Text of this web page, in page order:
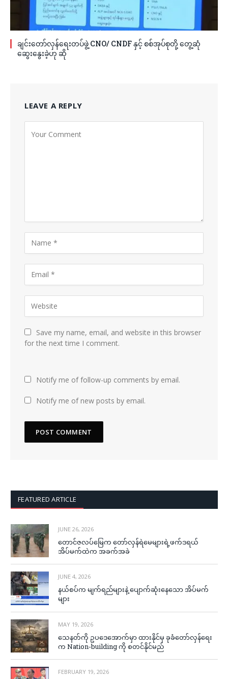
ချင်းတော်လှန်ရေးတပ်ဖွဲ့ CNO/ CNDF နှင့် စစ်အုပ်စုတို့ တွေ့ဆုံ
ဆွေးနွေးခဲ့ဟု ဆို
LEAVE A REPLY
Save my name, email, and website in this browser
for the next time I comment.
Notify me of follow-up comments by email.
Notify me of new posts by email.
FEATURED ARTICLE
JUNE 26, 2026
တောင်ဇလပ်မြေက တော်လှန်ရဲမေများရဲ့ဖက်ဒရယ်
အိပ်မက်ထဲက အခက်အခဲ
JUNE 4, 2026
နယ်စပ်က မျက်ရည်များနဲ့ ပျောက်ဆုံးနေသော အိပ်မက်
များ
MAY 19, 2026
သေနတ်ကို ဥပဒေအောက်မှာ ထားနိုင်မှ ခုခံတော်လှန်ရေး
က Nation-building ကို စတင်နိုင်မည်
FEBRUARY 19, 2026